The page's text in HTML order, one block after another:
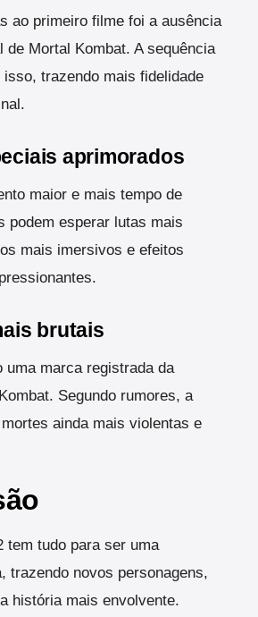
ao primeiro filme foi a ausência
de Mortal Kombat. A sequência
trazendo mais fidelidade
aprimorados
maior e mais tempo de
podem esperar lutas mais
mais imersivos e efeitos
brutais
uma marca registrada da
Segundo rumores, a
ainda mais violentas e
tem tudo para ser uma
trazendo novos personagens,
história mais envolvente.